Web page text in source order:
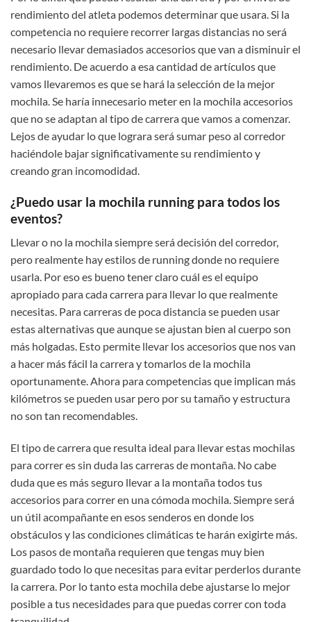
rendimiento del atleta podemos determinar que usara. Si la
competencia no requiere recorrer largas distancias no será
necesario llevar demasiados accesorios que van a disminuir el
rendimiento. De acuerdo a esa cantidad de artículos que
vamos llevaremos es que se hará la selección de la mejor
mochila. Se haría innecesario meter en la mochila accesorios
que no se adaptan al tipo de carrera que vamos a comenzar.
Lejos de ayudar lo que lograra será sumar peso al corredor
haciéndole bajar significativamente su rendimiento y
creando gran incomodidad.
¿Puedo usar la mochila running para todos los
eventos?
Llevar o no la mochila siempre será decisión del corredor,
pero realmente hay estilos de running donde no requiere
usarla. Por eso es bueno tener claro cuál es el equipo
apropiado para cada carrera para llevar lo que realmente
necesitas. Para carreras de poca distancia se pueden usar
estas alternativas que aunque se ajustan bien al cuerpo son
más holgadas. Esto permite llevar los accesorios que nos van
a hacer más fácil la carrera y tomarlos de la mochila
oportunamente. Ahora para competencias que implican más
kilómetros se pueden usar pero por su tamaño y estructura
no son tan recomendables.
El tipo de carrera que resulta ideal para llevar estas mochilas
para correr es sin duda las carreras de montaña. No cabe
duda que es más seguro llevar a la montaña todos tus
accesorios para correr en una cómoda mochila. Siempre será
un útil acompañante en esos senderos en donde los
obstáculos y las condiciones climáticas te harán exigirte más.
Los pasos de montaña requieren que tengas muy bien
guardado todo lo que necesitas para evitar perderlos durante
la carrera. Por lo tanto esta mochila debe ajustarse lo mejor
posible a tus necesidades para que puedas correr con toda